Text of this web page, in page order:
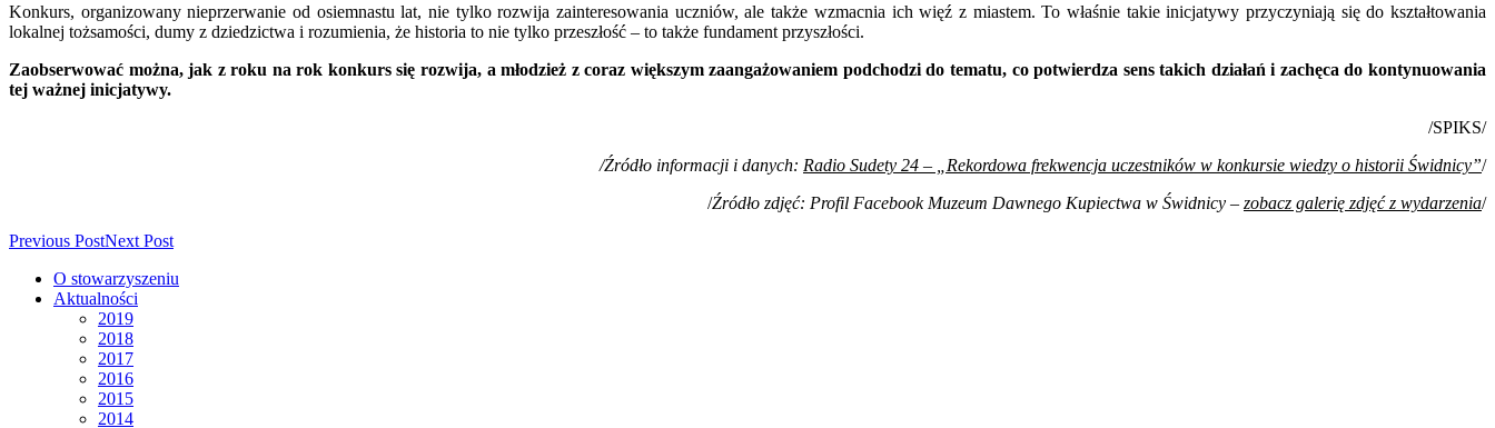
Konkurs, organizowany nieprzerwanie od osiemnastu lat, nie tylko rozwija zainteresowania uczniów, ale także wzmacnia ich więź z miastem. To właśnie takie inicjatywy przyczyniają się do kształtowania
lokalnej tożsamości, dumy z dziedzictwa i rozumienia, że historia to nie tylko przeszłość – to także fundament przyszłości.
Zaobserwować można, jak z roku na rok konkurs się rozwija, a młodzież z coraz większym zaangażowaniem podchodzi do tematu, co potwierdza sens takich działań i zachęca do kontynuowania
tej ważnej inicjatywy.
/SPIKS/
/Źródło informacji i danych: Radio Sudety 24 – „Rekordowa frekwencja uczestników w konkursie wiedzy o historii Świdnicy”/
/Źródło zdjęć: Profil Facebook Muzeum Dawnego Kupiectwa w Świdnicy – zobacz galerię zdjęć z wydarzenia/
Previous PostNext Post
O stowarzyszeniu
Aktualności
2019
2018
2017
2016
2015
2014